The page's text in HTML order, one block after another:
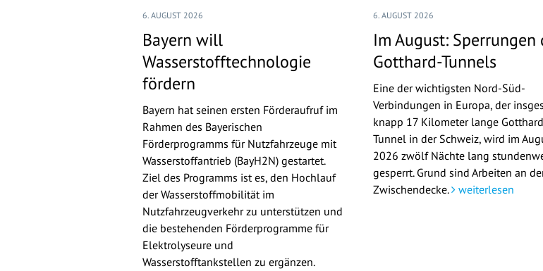
6. AUGUST 2026
Bayern will
Wasserstofftechnologie
fördern
Bayern hat seinen ersten Förderaufruf im
Rahmen des Bayerischen
Förderprogramms für Nutzfahrzeuge mit
Wasserstoffantrieb (BayH2N) gestartet.
Ziel des Programms ist es, den Hochlauf
der Wasserstoffmobilität im
Nutzfahrzeugverkehr zu unterstützen und
die bestehenden Förderprogramme für
Elektrolyseure und
Wasserstofftankstellen zu ergänzen.
6. AUGUST 2026
Im August: Sperrungen
Gotthard-Tunnels
Eine der wichtigsten Nord-Süd-
Verbindungen in Europa, der
knapp 17 Kilometer lange
Tunnel in der Schweiz, wird im
2026 zwölf Nächte lang
gesperrt. Grund sind Arbeiten an
Zwischendecke. weiterlesen